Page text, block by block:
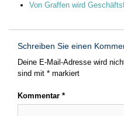
Von Graffen wird
Schreiben Sie einen
Deine E-Mail-Adresse wird
sind mit * markiert
Kommentar *